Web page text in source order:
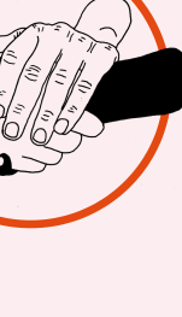
Leiter,
Herheim,
Grenze der
funktioniert,
sondern das
"Parsifal" wird
Alexander